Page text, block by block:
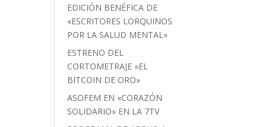
EDICIÓN BENÉFICA DE
«ESCRITORES LORQUINOS
POR LA SALUD MENTAL»
ESTRENO DEL
CORTOMETRAJE «EL
BITCOIN DE ORO»
ASOFEM EN «CORAZÓN
SOLIDARIO» EN LA 7TV